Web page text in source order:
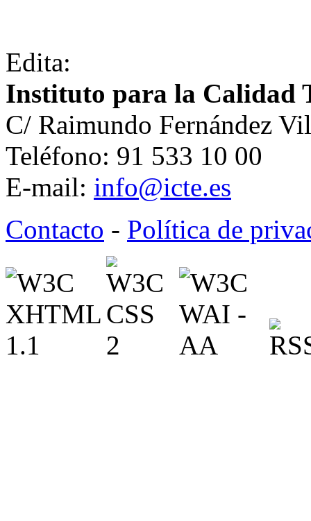
Edita:
Instituto para la Calidad
C/ Raimundo Fernández
Teléfono: 91 533 10 00
E-mail: info@icte.es
Contacto - Política de